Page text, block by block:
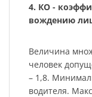
4. КО -
вождению
Величина
человек
– 1,8.
водителя.